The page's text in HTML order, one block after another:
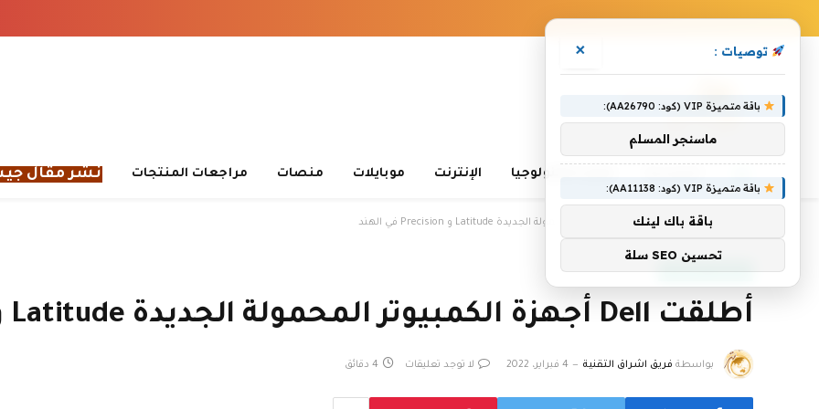
تعلم التكنولوجيا الإنترنت موبايلات منصات مراجعات المنتجات نشر مقال
»أطلقت Dell أجهزة الكمبيوتر المحمولة الجديدة Latitude و Precision في الهند
مراجعات المنتجات
أطلقت Dell أجهزة الكمبيوتر المحمولة الجديدة Latitude و Precision في الهند
بواسطة فريق اشراق التقنية 4 فبراير، 2022 لا توجد تعليقات 4 دقائق
توصيات : ×
باقة متميزة VIP (كود: AA26790):
ماسنجر المسلم
باقة متميزة VIP (كود: AA11138):
باقة باك لينك
تحسين SEO سلة